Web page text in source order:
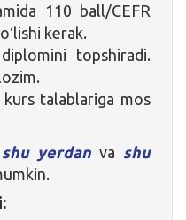
110 ball/CEFR
kerak.
topshiradi.
talablariga mos
shu yerdanva shu